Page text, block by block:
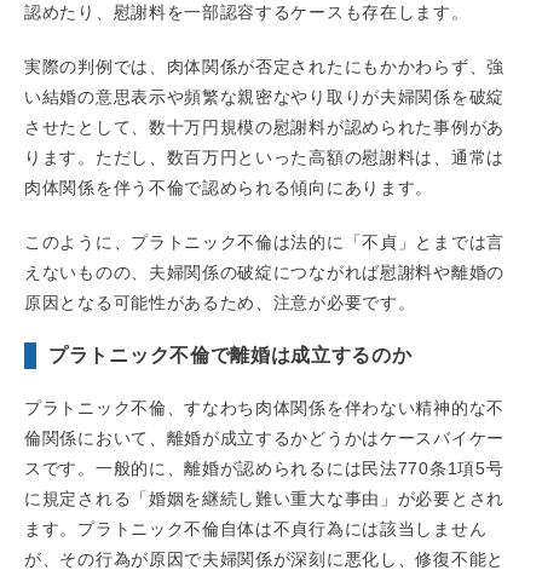
認めたり、慰謝料を一部認容するケースも存在します。
実際の判例では、肉体関係が否定されたにもかかわらず、強
い結婚の意思表示や頻繁な親密なやり取りが夫婦関係を破綻
させたとして、数十万円規模の慰謝料が認められた事例があ
ります。ただし、数百万円といった高額の慰謝料は、通常は
肉体関係を伴う不倫で認められる傾向にあります。
このように、プラトニック不倫は法的に「不貞」とまでは言
えないものの、夫婦関係の破綻につながれば慰謝料や離婚の
原因となる可能性があるため、注意が必要です。
プラトニック不倫で離婚は成立するのか
プラトニック不倫、すなわち肉体関係を伴わない精神的な不
倫関係において、離婚が成立するかどうかはケースバイケー
スです。一般的に、離婚が認められるには民法770条1項5号
に規定される「婚姻を継続し難い重大な事由」が必要とされ
ます。プラトニック不倫自体は不貞行為には該当しません
が、その行為が原因で夫婦関係が深刻に悪化し、修復不能と